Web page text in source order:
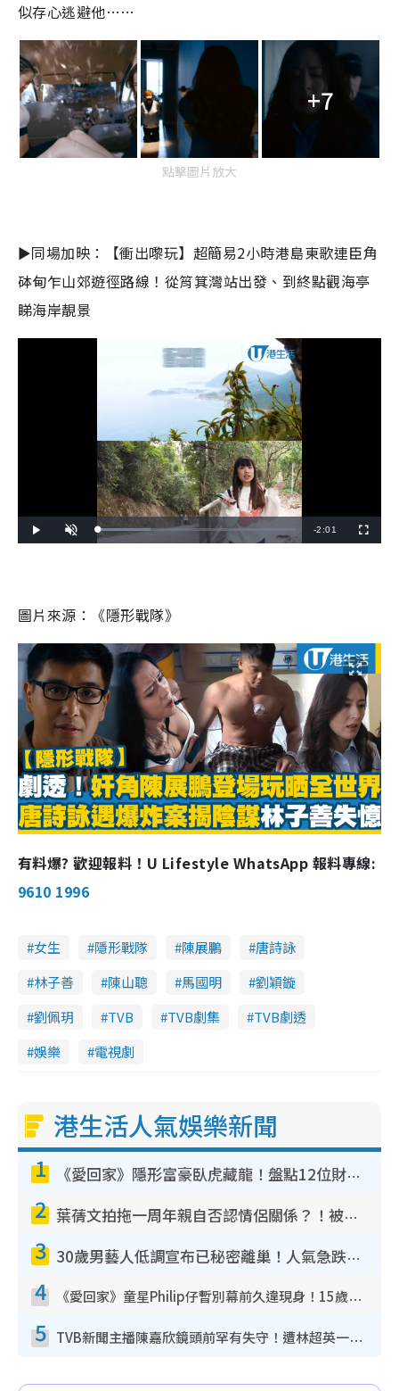
似存心逃避他……
+7
點擊圖片放大
►同場加映：【衝出嚟玩】超簡易2小時港島東歌連臣角
砵甸乍山郊遊徑路線！從筲箕灣站出發、到終點觀海亭
睇海岸靚景
l
n
L
o
.
7
R
n
i
n
g
T
i
m
-2:01
u
圖片來源：《隱形戰隊》
有料爆? 歡迎報料！U Lifestyle WhatsApp 報料專線:
9610 1996
女生 隱形戰隊 陳展鵬
唐詩詠
林子善
陳山聰 馬國明
劉穎鏇
劉佩玥
TVB TVB劇集
TVB劇透
娛樂
電視劇
港生活人氣娛樂新聞
1 《愛回家》隱形富豪臥虎藏龍！盤點12位財氣逼人的有錢藝人：呢位靚女3億身家唔憂做
2 葉蒨文拍拖一周年親自否認情侶關係？！被質疑感情造假竟稱GM「普通同事」
3 30歲男藝人低調宣布已秘密離巢！人氣急跌變失蹤人口︰「這幾年過得並不容易」
4 《愛回家》童星Philip仔暫別幕前久違現身！15歲近況暴風長高蛻變帥氣少男
5 TVB新聞主播陳嘉欣鏡頭前罕有失守！遭林超英一句說話突襲嚇親當場大笑